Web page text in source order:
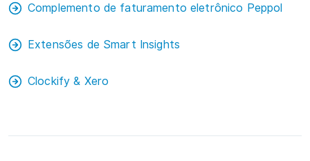
Complemento de faturamento eletrônico Peppol
Extensões de Smart Insights
Clockify & Xero